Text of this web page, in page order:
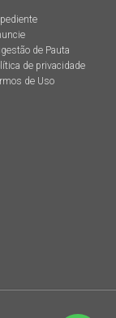
de Pauta
de privacidade
de Uso